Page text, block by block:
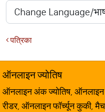
पत्रिका
ऑनलाइन ज्योतिष
ऑनलाइन अंक ज्योतिष, ऑनलाइन
रीडर, ऑनलाइन फॉर्च्यून कुकी,